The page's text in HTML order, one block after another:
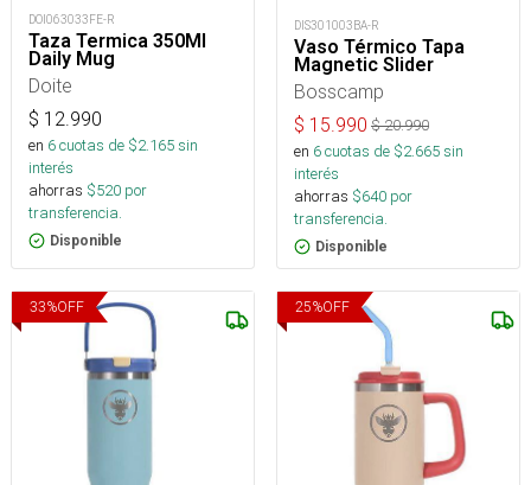
DOI063033FE-R
Taza Termica 350Ml
Daily Mug
Doite
$ 12.990
en 6cuotas de $2.165sin
interés
ahorras $520 por
transferencia.
Disponible
DIS301003BA-R
Vaso Térmico Tapa
Magnetic Slider
Bosscamp
$ 15.990 $20.990
en 6cuotas de $2.665sin
interés
ahorras $640 por
transferencia.
Disponible
33%OFF 25%OFF